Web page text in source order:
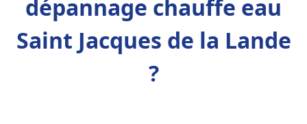
dépannage chauffe eau
Saint Jacques de la Lande
?